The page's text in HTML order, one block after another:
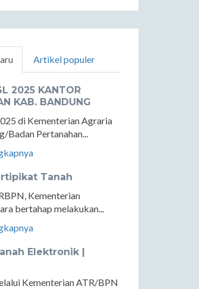
Artikel populer
2025 KANTOR
KAB. BANDUNG
di Kementerian Agraria
Badan Pertanahan...
Tanah
Kementerian
bertahap melakukan...
Elektronik |
Kementerian ATR/BPN